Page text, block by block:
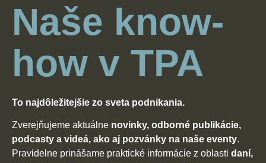
O nás
Kariéra
Kontakt
Pobočky
Naše know-
how v TPA
To najdôležitejšie zo sveta podnikania.
Zverejňujeme aktuálne novinky, odborné publikácie,
podcasty a videá, ako aj pozvánky na naše eventy.
Pravidelne prinášame praktické informácie z oblasti daní,